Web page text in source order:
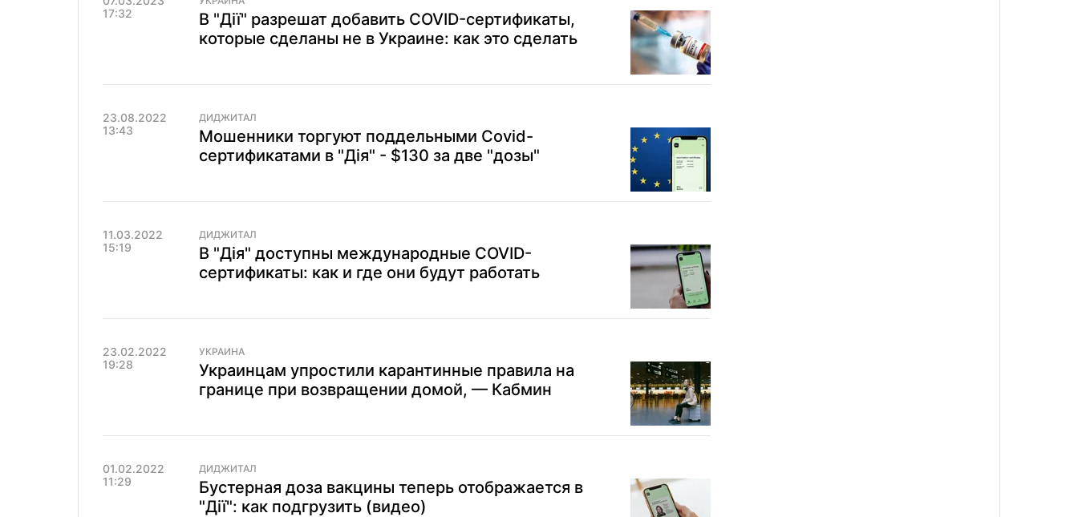
17:32
В "Дії" разрешат добавить COVID-сертификаты,
которые сделаны не в Украине: как это сделать
23.08.2022
13:43
ДИДЖИТАЛ
Мошенники торгуют поддельными Covid-
сертификатами в "Дія" - $130 за две "дозы"
11.03.2022
15:19
ДИДЖИТАЛ
В "Дія" доступны международные COVID-
сертификаты: как и где они будут работать
23.02.2022
19:28
УКРАИНА
Украинцам упростили карантинные правила на
границе при возвращении домой, — Кабмин
01.02.2022
11:29
ДИДЖИТАЛ
Бустерная доза вакцины теперь отображается в
"Дії": как подгрузить (видео)